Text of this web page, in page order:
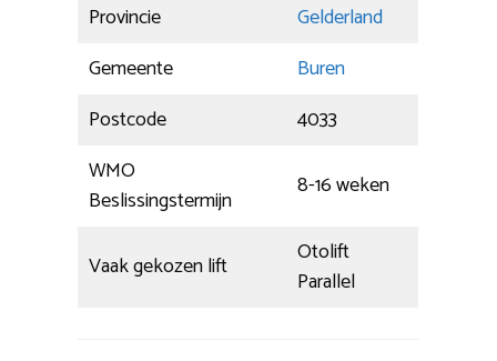
Provincie
Gelderland
Gemeente
Buren
Postcode
4033
WMO
Beslissingstermijn
8-16 weken
Vaak gekozen lift
Otolift
Parallel